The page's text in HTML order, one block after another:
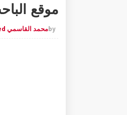
موقع
byمحمد القاسمي Al kacimi Mohamed